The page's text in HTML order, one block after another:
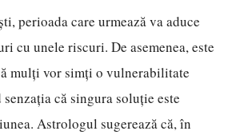
perioada care urmează va aduce
cu unele riscuri. De asemenea, este
mulți vor simți o vulnerabilitate
senzația că singura soluție este
Astrologul sugerează că, în